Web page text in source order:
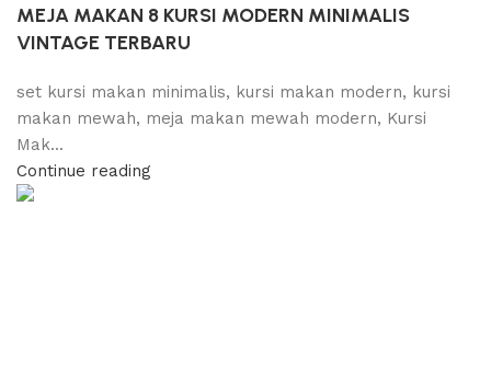
MEJA MAKAN 8 KURSI MODERN MINIMALIS
VINTAGE TERBARU
set kursi makan minimalis, kursi makan modern, kursi
makan mewah, meja makan mewah modern, Kursi
Mak...
Continue reading